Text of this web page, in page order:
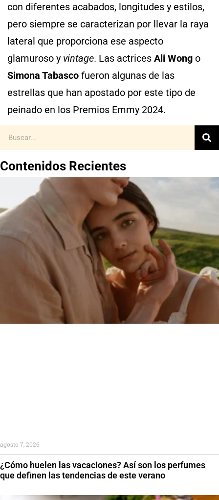
con diferentes acabados, longitudes y estilos,
pero siempre se caracterizan por llevar la raya
lateral que proporciona ese aspecto
glamuroso y vintage. Las actrices Ali Wong o
Simona Tabasco fueron algunas de las
estrellas que han apostado por este tipo de
peinado en los Premios Emmy 2024.
Contenidos Recientes
¿Cómo huelen las vacaciones? Así son los perfumes
que definen las tendencias de este verano
agosto 7, 2026